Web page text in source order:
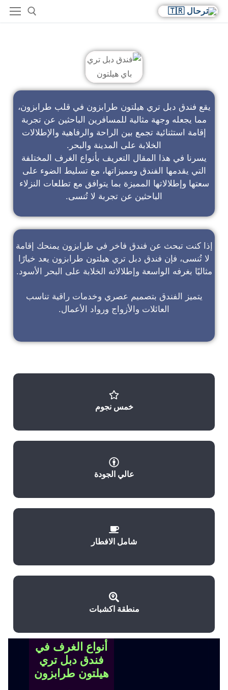
يقع فندق دبل تري هيلتون طرابزون في قلب طرابزون،
مما يجعله وجهة مثالية للمسافرين الباحثين عن تجربة
إقامة استثنائية تجمع بين الراحة والرفاهية والإطلالات
الخلابة على المدينة والبحر.
يسرنا في هذا المقال التعريف بأنواع الغرف المختلفة
التي يقدمها الفندق ومميزاتها، مع تسليط الضوء على
سعتها وإطلالاتها المميزة بما يتوافق مع تطلعات النزلاء
الباحثين عن تجربة لا تُنسى.
إذا كنت تبحث عن فندق فاخر في طرابزون يمنحك إقامة
لا تُنسى، فإن فندق دبل تري هيلتون طرابزون يعد خيارًا
مثاليًا بغرفه الواسعة وإطلالاته الخلابة على البحر الأسود.
يتميز الفندق بتصميم عصري وخدمات راقية تناسب
العائلات والأزواج ورواد الأعمال.
خمس نجوم
عالي الجودة
شامل الافطار
منطقة اكشبات
أنواع الغرف في
فندق دبل تري
هيلتون طرابزون